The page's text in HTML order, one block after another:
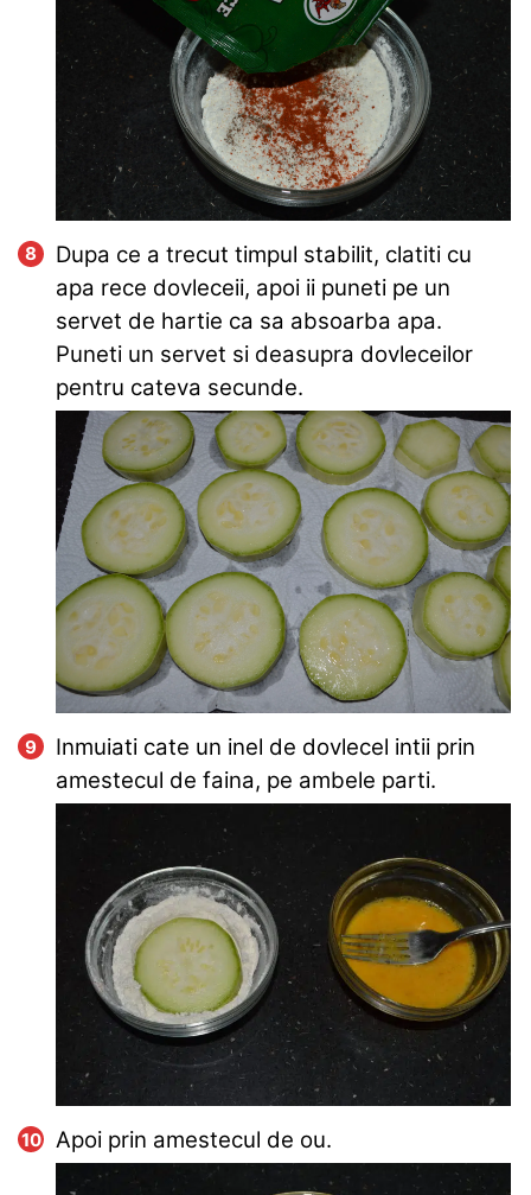
Dupa ce a trecut timpul stabilit, clatiti cu
apa rece dovleceii, apoi ii puneti pe un
servet de hartie ca sa absoarba apa.
Puneti un servet si deasupra dovleceilor
pentru cateva secunde.
Inmuiati cate un inel de dovlecel intii prin
amestecul de faina, pe ambele parti.
Apoi prin amestecul de ou.